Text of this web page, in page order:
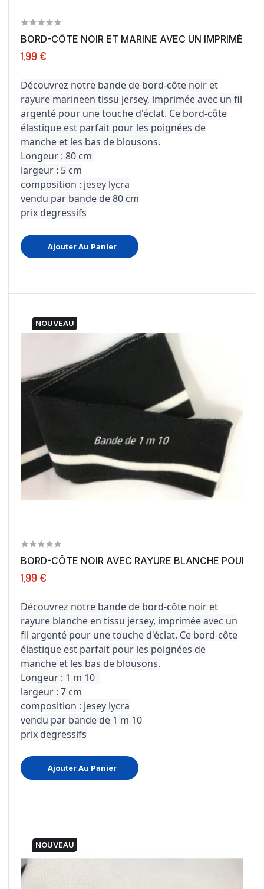
BORD-CÔTE NOIR ET MARINE AVEC UN IMPRIMÉ
1,99 €
Découvrez notre bande de bord-côte noir et
rayure marineen tissu jersey, imprimée avec un fil
argenté pour une touche d'éclat. Ce bord-côte
élastique est parfait pour les poignées de
manche et les bas de blousons.
Longeur : 80 cm
largeur : 5 cm
composition : jesey lycra
vendu par bande de 80 cm
prix degressifs
Ajouter Au Panier
NOUVEAU
BORD-CÔTE NOIR AVEC RAYURE BLANCHE POUR
1,99 €
Découvrez notre bande de bord-côte noir et
rayure blanche en tissu jersey, imprimée avec un
fil argenté pour une touche d'éclat. Ce bord-côte
élastique est parfait pour les poignées de
manche et les bas de blousons.
Longeur : 1 m 10
largeur : 7 cm
composition : jesey lycra
vendu par bande de 1 m 10
prix degressifs
Ajouter Au Panier
NOUVEAU